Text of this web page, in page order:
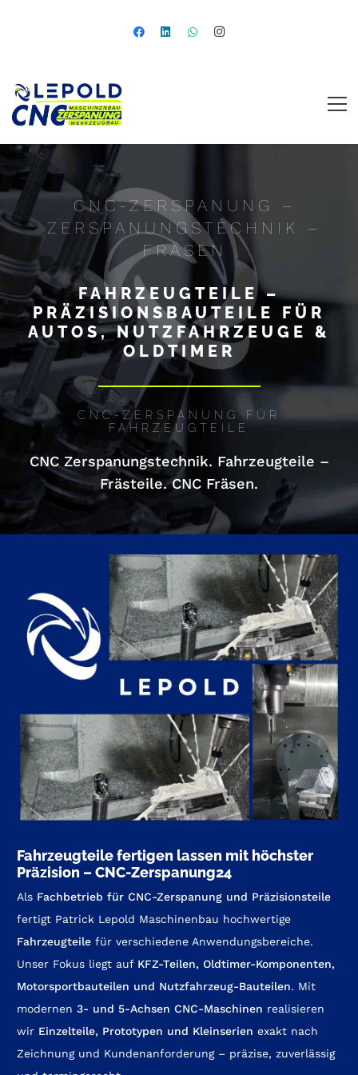
CNC-ZERSPANUNG –
ZERSPANUNGSTECHNIK –
FRÄSEN
FAHRZEUGTEILE –
PRÄZISIONSBAUTEILE FÜR
AUTOS, NUTZFAHRZEUGE &
OLDTIMER
CNC-ZERSPANUNG FÜR
FAHRZEUGTEILE
CNC Zerspanungstechnik. Fahrzeugteile –
Frästeile. CNC Fräsen.
Fahrzeugteile fertigen lassen mit höchster
Präzision – CNC-Zerspanung24
Als Fachbetrieb für CNC-Zerspanung und Präzisionsteile
fertigt Patrick Lepold Maschinenbau hochwertige
Fahrzeugteile für verschiedene Anwendungsbereiche.
Unser Fokus liegt auf KFZ-Teilen, Oldtimer-Komponenten,
Motorsportbauteilen und Nutzfahrzeug-Bauteilen. Mit
modernen 3- und 5-Achsen CNC-Maschinen realisieren
wir Einzelteile, Prototypen und Kleinserien exakt nach
Zeichnung und Kundenanforderung – präzise, zuverlässig